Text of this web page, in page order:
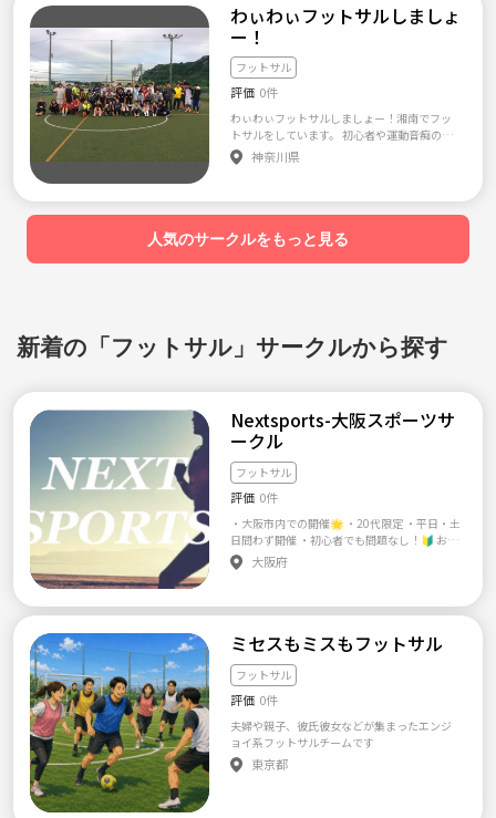
わぃわぃフットサルしましょ
ー！
フットサル
評価 0件
わぃわぃフットサルしましょー！湘南でフッ
トサルをしています。 初心者や運動音痴の方
でも歓迎します♪ *************************
**************** <募集> フットサルやってみ
う方いませんか？ 神奈川１ゆるーいチームを
目指してます☆ フットサルを通じてたくさん
の友達を増やしませんか。 社会人や大学生の
フットサル参加者募集してます！！ <参加費>
１０００円 （民間コート利用のため） <開催
男女ミックスでエンジョイでやっています。
みんな和気あいあいと楽しくをモットーにフ
m ※ なお、ナンパ、宗教などの目的でご参加
される方はご遠慮ください。
神奈川県
人気のサークルをもっと見る
新着の「フットサル」サークルから探す
Nextsports-大阪スポーツサ
ークル
フットサル
評価 0件
・大阪市内での開催🌟 ・20代限定 ・平日・土
日問わず開催 ・初心者でも問題なし！🔰 お一
人でのご参加が多いです。 「地方出身で大阪
に友達がいない😥」 「軽く運動できるところ
未経験でわかれて 試合したり練習してますの
サル⚽️ バスケ🏀草野球⚾️バド🏸 テニス🎾ピ
ックル🏓プワボール🥎
大阪府
ミセスもミスもフットサル
フットサル
評価 0件
夫婦や親子、彼氏彼女などが集まったエンジ
ョイ系フットサルチームです
東京都